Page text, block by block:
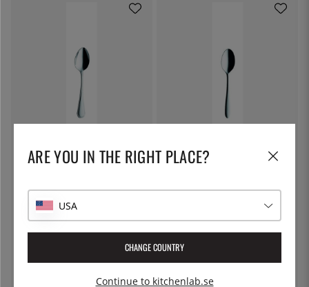
Solex
Solex
ARE YOU IN THE RIGHT PLACE?
USA
CHANGE COUNTRY
Continue to kitchenlab.se